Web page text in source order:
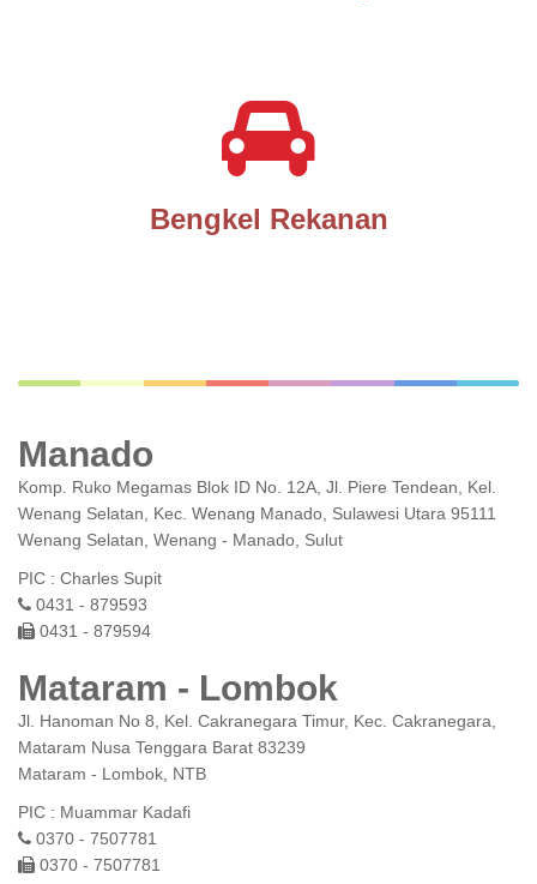
Bengkel Rekanan
Manado
Komp. Ruko Megamas Blok ID No. 12A, Jl. Piere Tendean, Kel.
Wenang Selatan, Kec. Wenang Manado, Sulawesi Utara 95111
Wenang Selatan, Wenang - Manado, Sulut
PIC : Charles Supit
0431 - 879593
0431 - 879594
Mataram - Lombok
Jl. Hanoman No 8, Kel. Cakranegara Timur, Kec. Cakranegara,
Mataram Nusa Tenggara Barat 83239
Mataram - Lombok, NTB
PIC : Muammar Kadafi
0370 - 7507781
0370 - 7507781